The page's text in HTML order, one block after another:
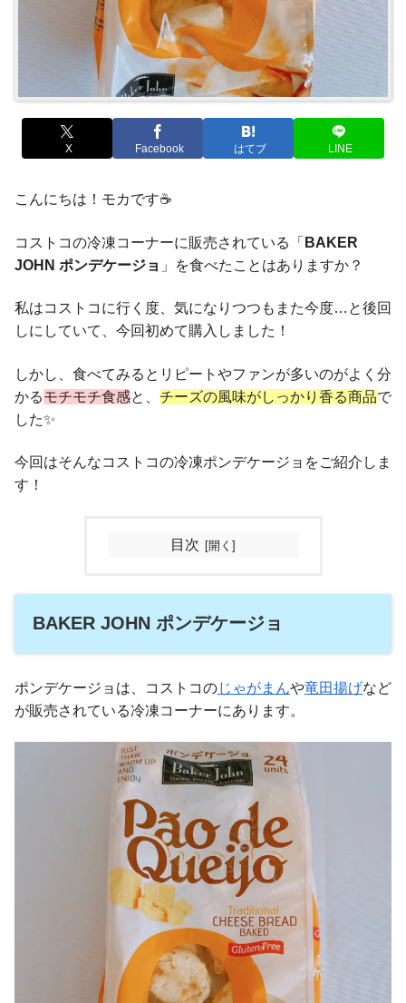
X Facebook はてブ LINE
こんにちは！モカです☕️
コストコの冷凍コーナーに販売されている「 BAKER
JOHN ポンデケージョ 」を食べたことはありますか？
私はコストコに行く度、気になりつつもまた今度…と後回
しにしていて、今回初めて購入しました！
しかし、食べてみるとリピートやファンが多いのがよく分
かるモチモチ食感と、 チーズの風味がしっかり香る商品で
した✨
今回はそんなコストコの冷凍ポンデケージョをご紹介しま
す！
目次
BAKER JOHN ポンデケージョ
ポンデケージョは、コストコのじゃがまんや竜田揚げなど
が販売されている冷凍コーナーにあります。